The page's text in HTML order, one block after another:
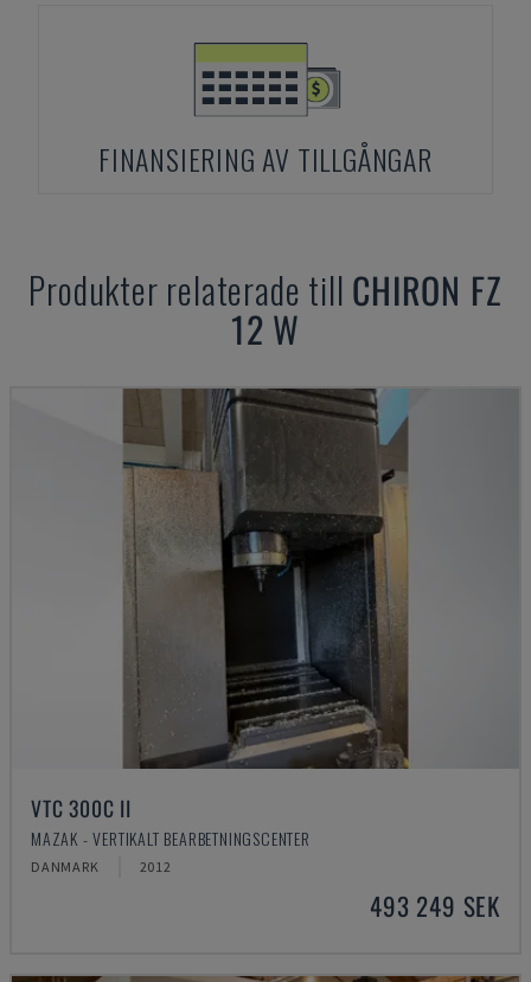
FINANSIERING AV TILLGÅNGAR
Produkter relaterade till CHIRON FZ
12 W
VTC 300C II
MAZAK - VERTIKALT BEARBETNINGSCENTER
DANMARK 2012
493 249 SEK